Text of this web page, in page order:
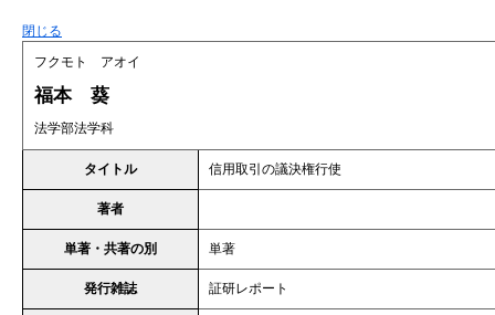
閉じる
フクモト アオイ
福本 葵
法学部法学科
タイトル 信用取引の議決権行使
著者
単著・共著の別 単著
発行雑誌 証研レポート